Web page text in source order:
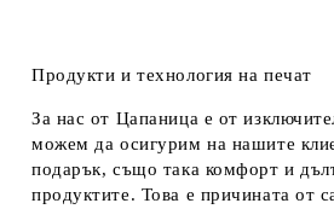
Продукти и технология на печат
За нас от Цапаница е от
можем да осигурим на нашите
подарък, също така комфорт и
продуктите. Това е причината от